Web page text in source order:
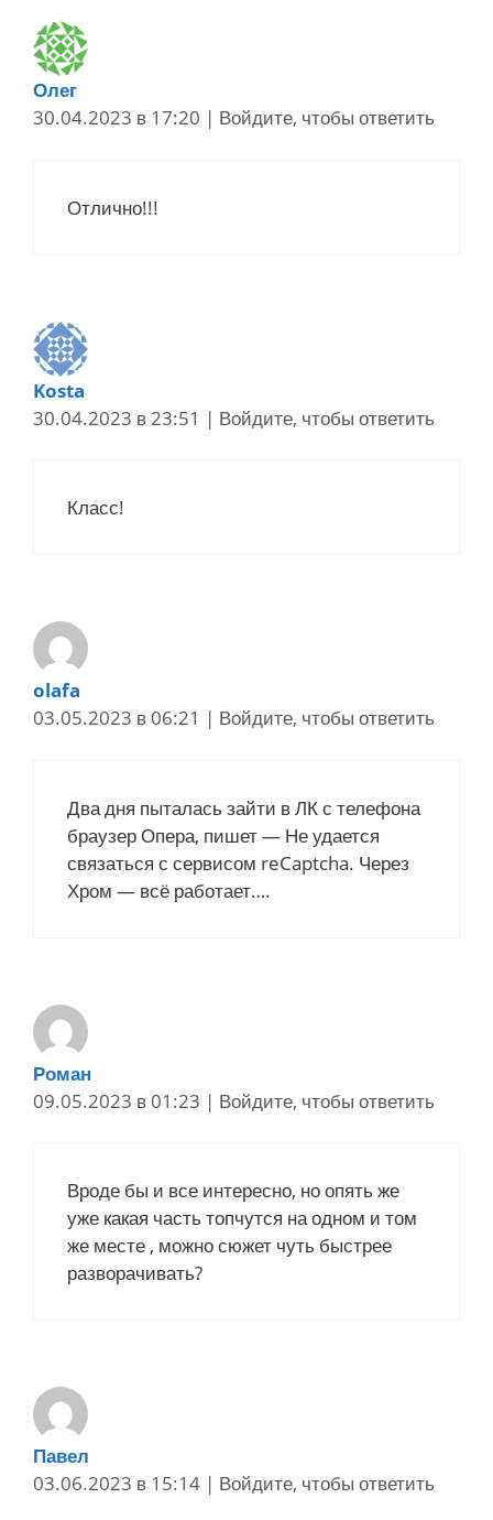
Олег
30.04.2023 в 17:20 | Войдите, чтобы ответить
Отлично!!!
Kosta
30.04.2023 в 23:51 | Войдите, чтобы ответить
Класс!
olafa
03.05.2023 в 06:21 | Войдите, чтобы ответить
Два дня пыталась зайти в ЛК с телефона
браузер Опера, пишет — Не удается
связаться с сервисом reCaptcha. Через
Хром — всё работает….
Роман
09.05.2023 в 01:23 | Войдите, чтобы ответить
Вроде бы и все интересно, но опять же
уже какая часть топчутся на одном и том
же месте , можно сюжет чуть быстрее
разворачивать?
Павел
03.06.2023 в 15:14 | Войдите, чтобы ответить